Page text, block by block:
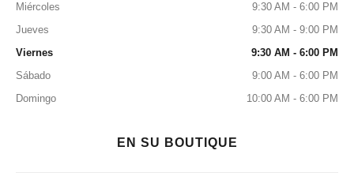
Miércoles
9:30 AM - 6:00 PM
Jueves
9:30 AM - 9:00 PM
Viernes
9:30 AM - 6:00 PM
Sábado
9:00 AM - 6:00 PM
Domingo
10:00 AM - 6:00 PM
EN SU BOUTIQUE